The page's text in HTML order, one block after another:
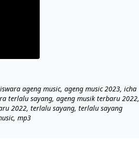
ageng music, ageng music 2023, icha
terlalu sayang, ageng musik terbaru 2022,
2022, terlalu sayang, terlalu sayang
mp3